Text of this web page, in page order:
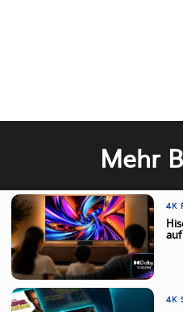
Mehr
4K
auf
4K